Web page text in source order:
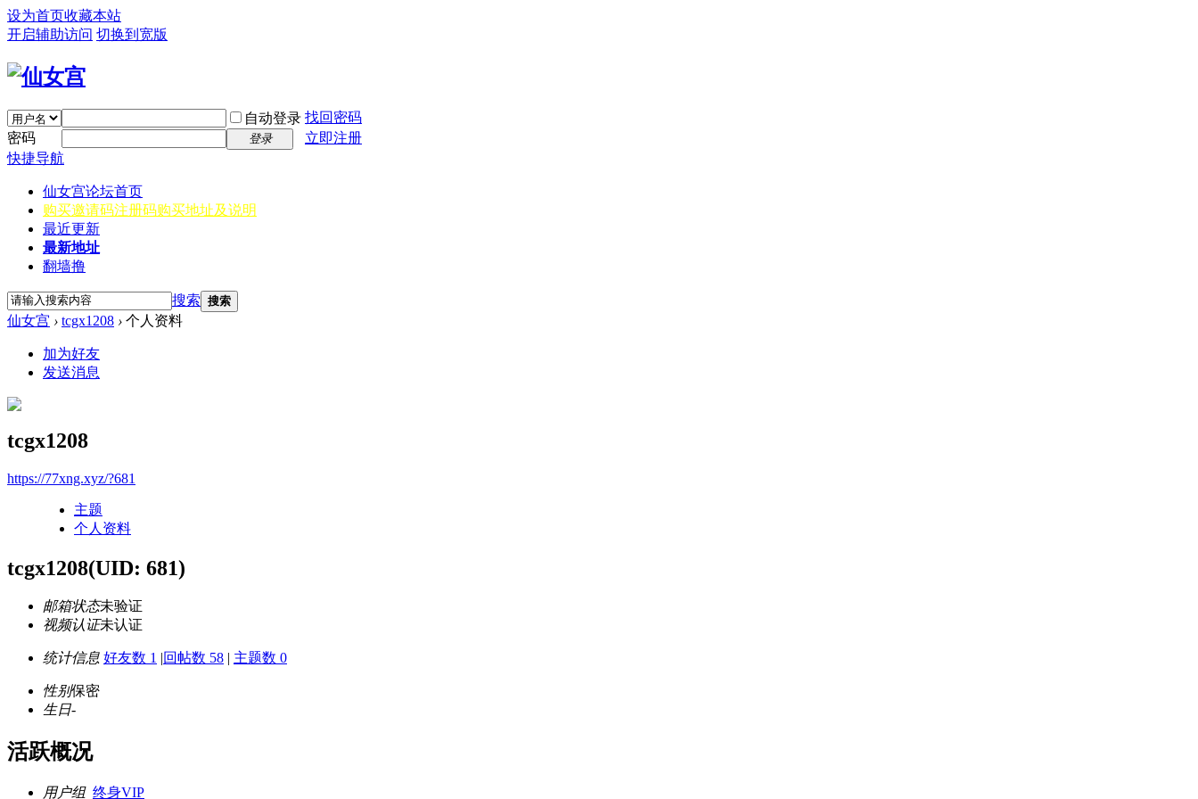
设为首页收藏本站
开启辅助访问 切换到宽版
自动登录 找回密码
密码
登录
立即注册
快捷导航
仙女宫论坛首页
购买邀请码注册码购买地址及说明
最近更新
最新地址
翻墙撸
搜索 搜索
仙女宫 › tcgx1208 › 个人资料
加为好友
发送消息
tcgx1208
https://77xng.xyz/?681
主题
个人资料
tcgx1208(UID: 681)
邮箱状态未验证
视频认证未认证
统计信息 好友数 1 |回帖数 58 | 主题数 0
性别保密
生日-
活跃概况
用户组 终身VIP